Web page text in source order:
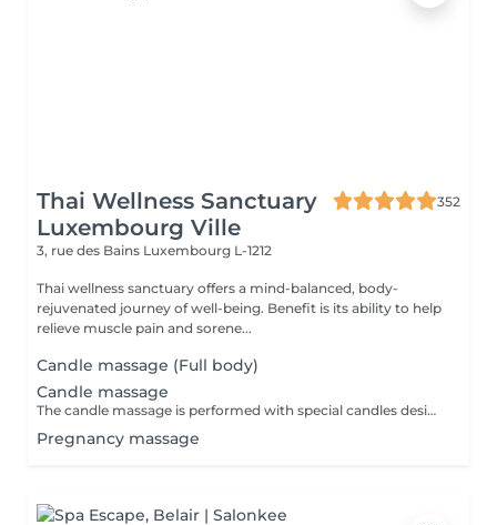
Thai Wellness Sanctuary
Luxembourg Ville
352
3, rue des Bains Luxembourg L-1212
Thai wellness sanctuary offers a mind-balanced, body-
rejuvenated journey of well-being. Benefit is its ability to help
relieve muscle pain and sorene...
Candle massage (Full body)
Candle massage
The candle massage is performed with special candles designed to be only for massage This massage is perfect for relaxing your back muscles and your skin warming up your body to be deep relaxing by the senses of the smell
Pregnancy massage